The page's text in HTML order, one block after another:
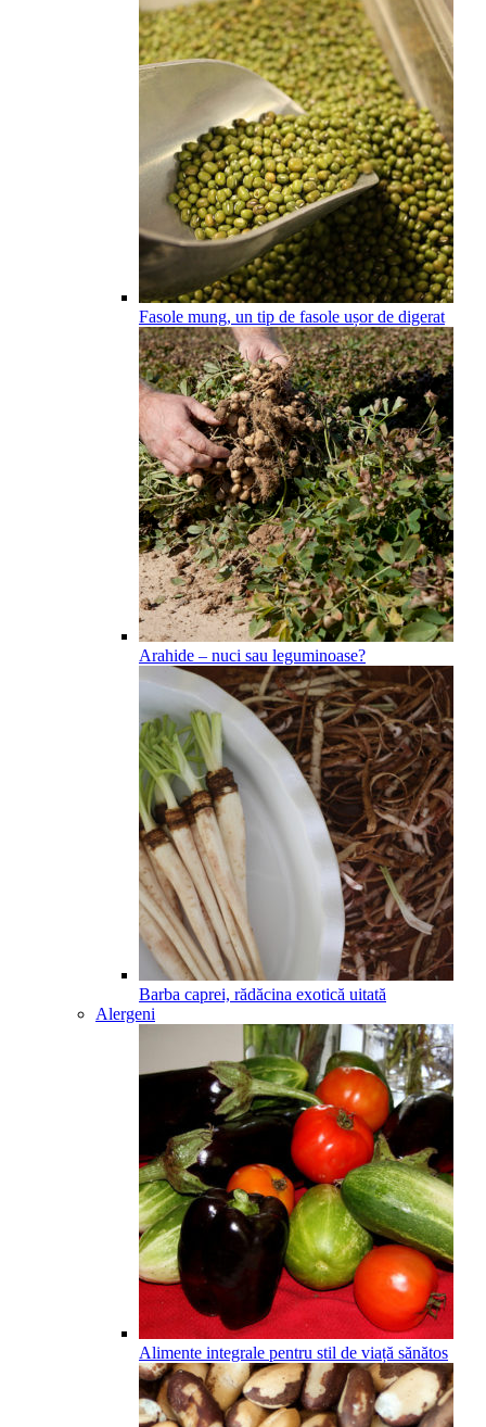
Fasole mung, un tip de fasole ușor de digerat
Arahide – nuci sau leguminoase?
Barba caprei, rădăcina exotică uitată
Alergeni
Alimente integrale pentru stil de viață sănătos